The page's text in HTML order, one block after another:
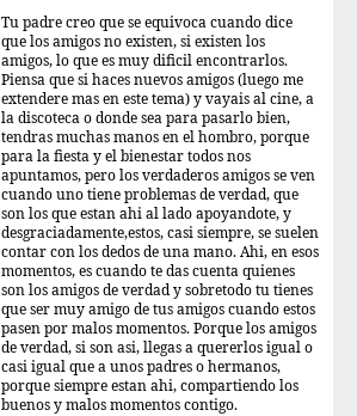
Tu padre creo que se equivoca cuando dice
que los amigos no existen, si existen los
amigos, lo que es muy dificil encontrarlos.
Piensa que si haces nuevos amigos (luego me
extendere mas en este tema) y vayais al cine, a
la discoteca o donde sea para pasarlo bien,
tendras muchas manos en el hombro, porque
para la fiesta y el bienestar todos nos
apuntamos, pero los verdaderos amigos se ven
cuando uno tiene problemas de verdad, que
son los que estan ahi al lado apoyandote, y
desgraciadamente,estos, casi siempre, se suelen
contar con los dedos de una mano. Ahi, en esos
momentos, es cuando te das cuenta quienes
son los amigos de verdad y sobretodo tu tienes
que ser muy amigo de tus amigos cuando estos
pasen por malos momentos. Porque los amigos
de verdad, si son asi, llegas a quererlos igual o
casi igual que a unos padres o hermanos,
porque siempre estan ahi, compartiendo los
buenos y malos momentos contigo.